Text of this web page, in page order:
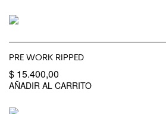
PRE WORK RIPPED
$ 15.400,00
AÑADIR AL CARRITO